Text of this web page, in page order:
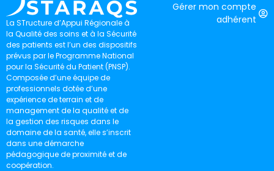
La STructure d’Appui Régionale à
la Qualité des soins et à la Sécurité
des patients est l’un des dispositifs
prévus par le Programme National
pour la Sécurité du Patient (PNSP).
Composée d’une équipe de
professionnels dotée d’une
expérience de terrain et de
management de la qualité et de
la gestion des risques dans le
domaine de la santé, elle s’inscrit
dans une démarche
pédagogique de proximité et de
coopération.
Gérer mon compte
adhérent